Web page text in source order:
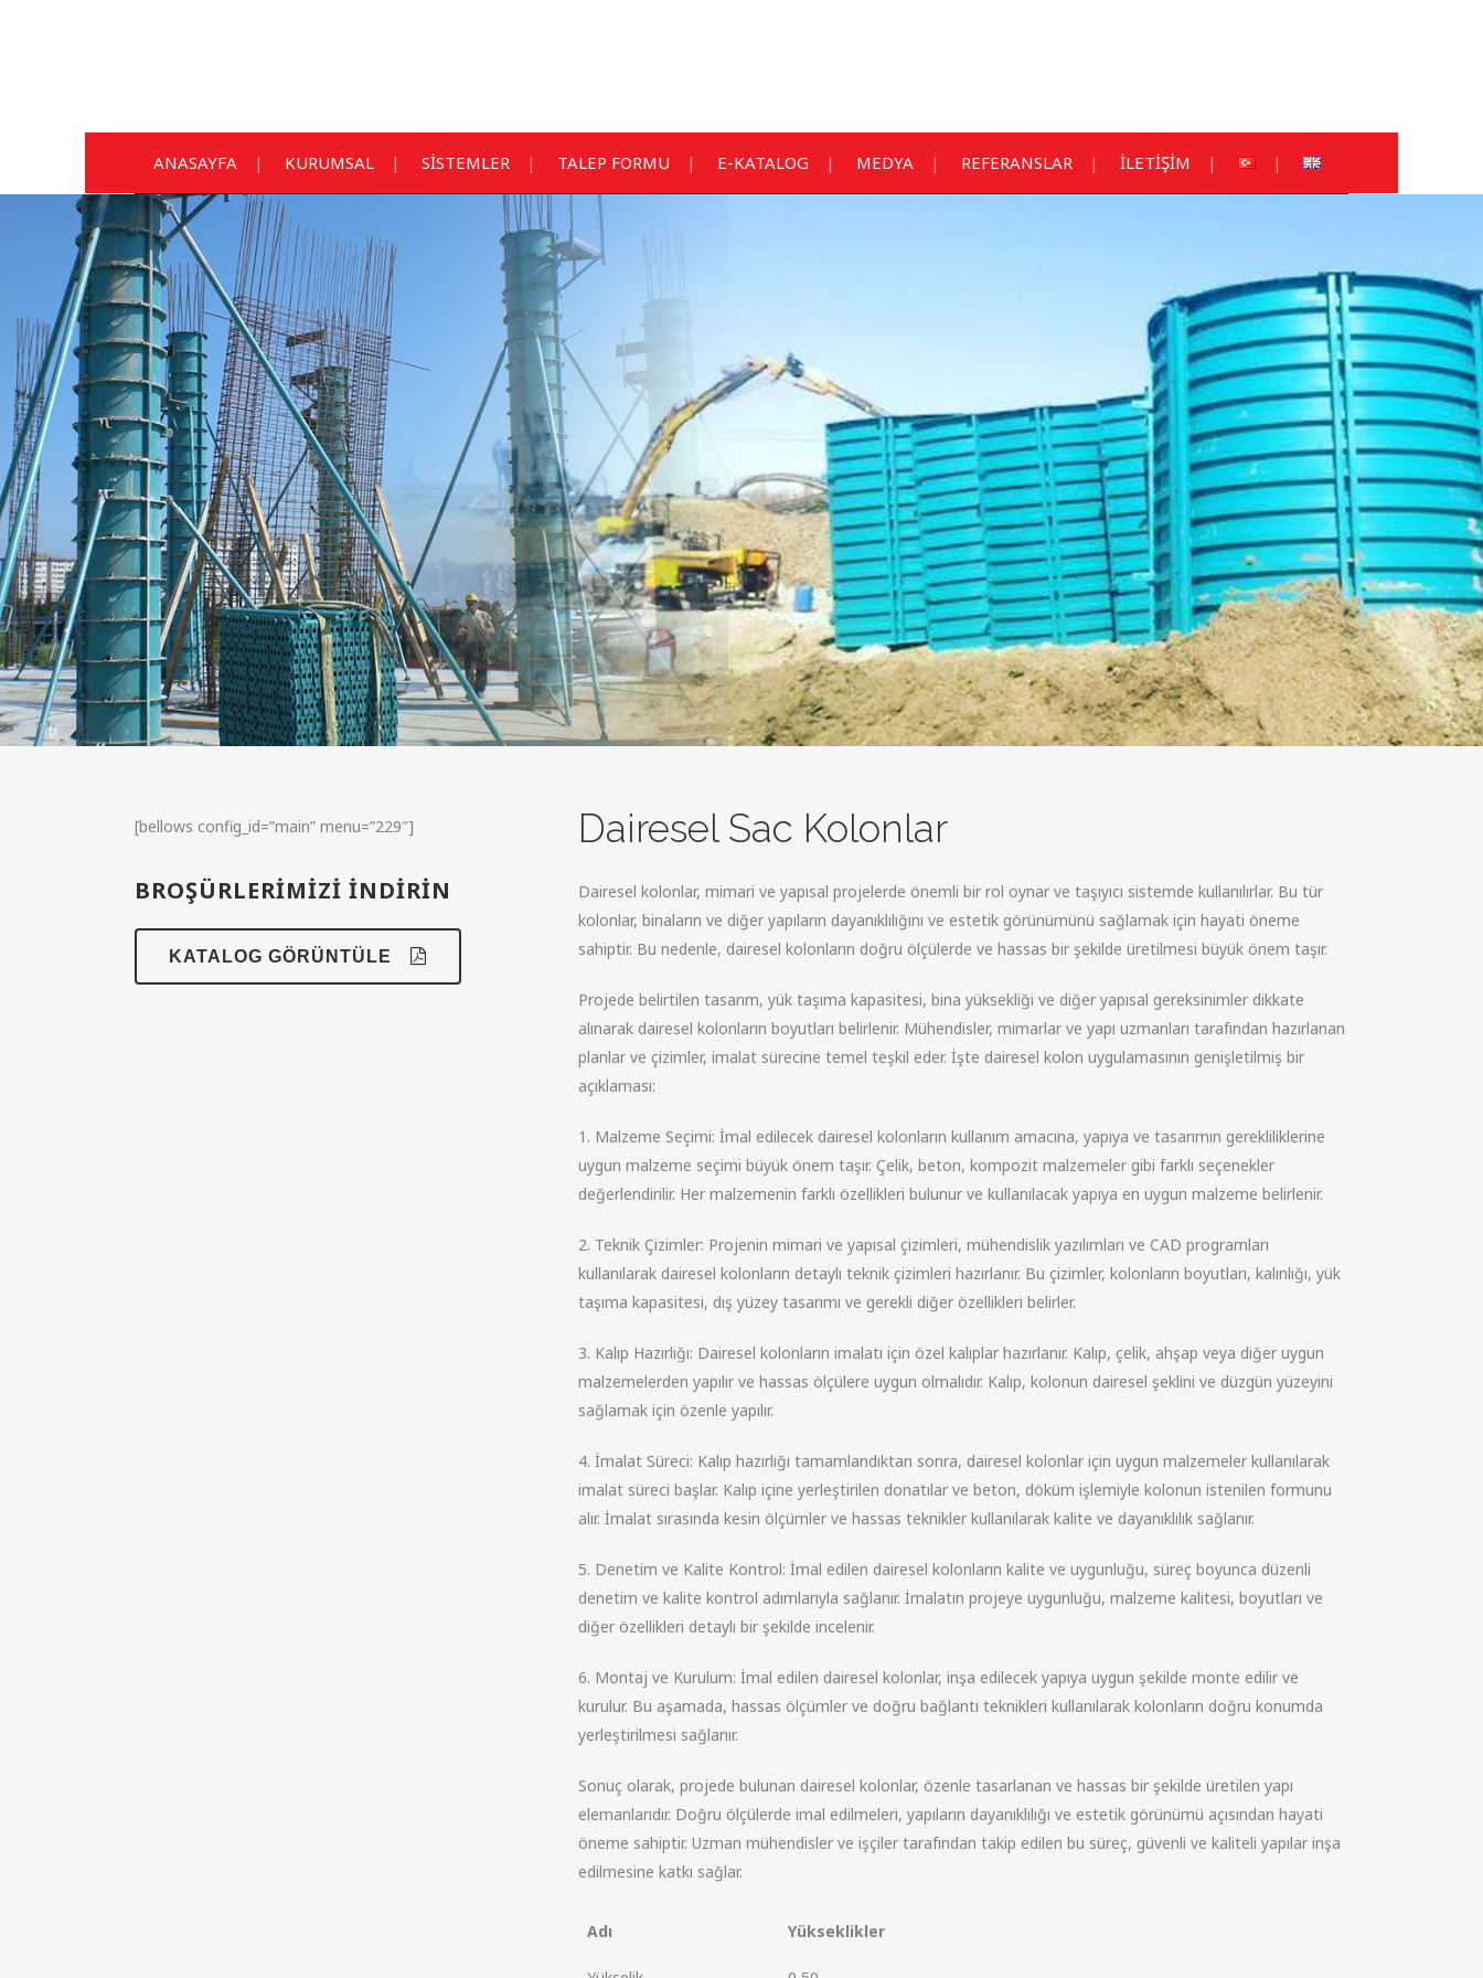
ANASAYFA KURUMSAL SİSTEMLER TALEP FORMU E-KATALOG MEDYA REFERANSLAR İLETİŞİM
[bellows config_id=”main” menu=”229″]
BROŞÜRLERİMİZİ İNDİRİN
KATALOG GÖRÜNTÜLE
Dairesel Sac Kolonlar
Dairesel kolonlar, mimari ve yapısal projelerde önemli bir rol oynar ve taşıyıcı sistemde kullanılırlar. Bu tür
kolonlar, binaların ve diğer yapıların dayanıklılığını ve estetik görünümünü sağlamak için hayati öneme
sahiptir. Bu nedenle, dairesel kolonların doğru ölçülerde ve hassas bir şekilde üretilmesi büyük önem taşır.
Projede belirtilen tasarım, yük taşıma kapasitesi, bina yüksekliği ve diğer yapısal gereksinimler dikkate
alınarak dairesel kolonların boyutları belirlenir. Mühendisler, mimarlar ve yapı uzmanları tarafından hazırlanan
planlar ve çizimler, imalat sürecine temel teşkil eder. İşte dairesel kolon uygulamasının genişletilmiş bir
açıklaması:
1. Malzeme Seçimi: İmal edilecek dairesel kolonların kullanım amacına, yapıya ve tasarımın gerekliliklerine
uygun malzeme seçimi büyük önem taşır. Çelik, beton, kompozit malzemeler gibi farklı seçenekler
değerlendirilir. Her malzemenin farklı özellikleri bulunur ve kullanılacak yapıya en uygun malzeme belirlenir.
2. Teknik Çizimler: Projenin mimari ve yapısal çizimleri, mühendislik yazılımları ve CAD programları
kullanılarak dairesel kolonların detaylı teknik çizimleri hazırlanır. Bu çizimler, kolonların boyutları, kalınlığı, yük
taşıma kapasitesi, dış yüzey tasarımı ve gerekli diğer özellikleri belirler.
3. Kalıp Hazırlığı: Dairesel kolonların imalatı için özel kalıplar hazırlanır. Kalıp, çelik, ahşap veya diğer uygun
malzemelerden yapılır ve hassas ölçülere uygun olmalıdır. Kalıp, kolonun dairesel şeklini ve düzgün yüzeyini
sağlamak için özenle yapılır.
4. İmalat Süreci: Kalıp hazırlığı tamamlandıktan sonra, dairesel kolonlar için uygun malzemeler kullanılarak
imalat süreci başlar. Kalıp içine yerleştirilen donatılar ve beton, döküm işlemiyle kolonun istenilen formunu
alır. İmalat sırasında kesin ölçümler ve hassas teknikler kullanılarak kalite ve dayanıklılık sağlanır.
5. Denetim ve Kalite Kontrol: İmal edilen dairesel kolonların kalite ve uygunluğu, süreç boyunca düzenli
denetim ve kalite kontrol adımlarıyla sağlanır. İmalatın projeye uygunluğu, malzeme kalitesi, boyutları ve
diğer özellikleri detaylı bir şekilde incelenir.
6. Montaj ve Kurulum: İmal edilen dairesel kolonlar, inşa edilecek yapıya uygun şekilde monte edilir ve
kurulur. Bu aşamada, hassas ölçümler ve doğru bağlantı teknikleri kullanılarak kolonların doğru konumda
yerleştirilmesi sağlanır.
Sonuç olarak, projede bulunan dairesel kolonlar, özenle tasarlanan ve hassas bir şekilde üretilen yapı
elemanlarıdır. Doğru ölçülerde imal edilmeleri, yapıların dayanıklılığı ve estetik görünümü açısından hayati
öneme sahiptir. Uzman mühendisler ve işçiler tarafından takip edilen bu süreç, güvenli ve kaliteli yapılar inşa
edilmesine katkı sağlar.
Adı Yükseklikler